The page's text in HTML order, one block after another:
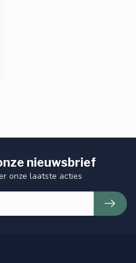
nieuwsbrief
onze laatste acties